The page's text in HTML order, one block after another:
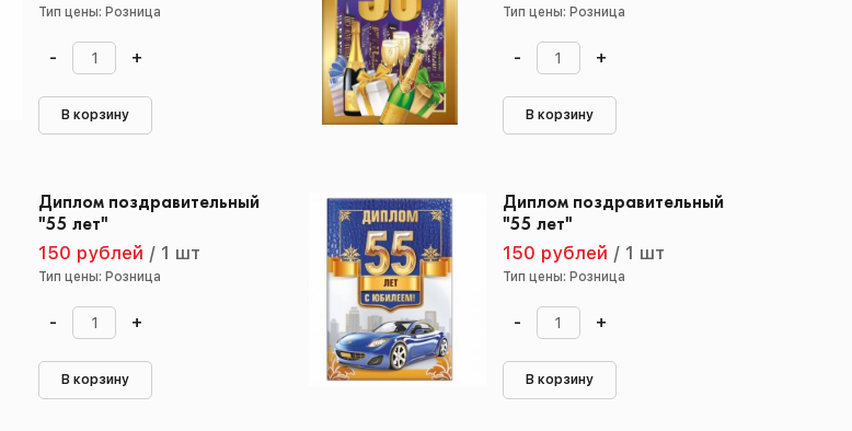
Тип цены: Розница
- +
В корзину
Тип цены: Розница
- +
В корзину
Диплом поздравительный
"55 лет"
150 рублей / 1 шт
Тип цены: Розница
- +
В корзину
Диплом поздравительный
"55 лет"
150 рублей / 1 шт
Тип цены: Розница
- +
В корзину